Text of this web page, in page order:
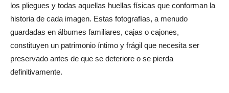
los pliegues y todas aquellas huellas físicas que conforman la
historia de cada imagen. Estas fotografías, a menudo
guardadas en álbumes familiares, cajas o cajones,
constituyen un patrimonio íntimo y frágil que necesita ser
preservado antes de que se deteriore o se pierda
definitivamente.